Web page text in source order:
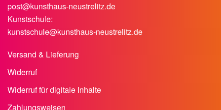
post@kunsthaus-neustrelitz.de
Kunstschule:
kunstschule@kunsthaus-neustrelitz.de
Versand & Lieferung
Widerruf
Widerruf für digitale Inhalte
Zahlungsweisen